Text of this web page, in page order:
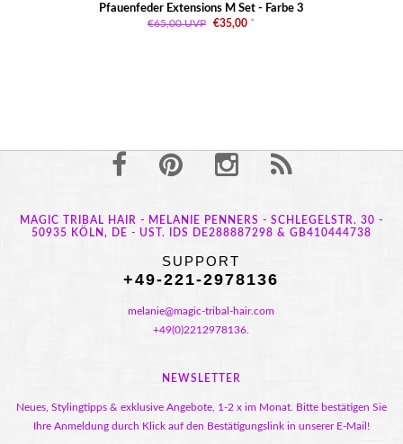
Pfauenfeder Extensions M Set - Farbe 3
€65,00UVP €35,00 *
MAGIC TRIBAL HAIR - MELANIE PENNERS - SCHLEGELSTR. 30 -
50935 KÖLN, DE - UST. IDS DE288887298 & GB410444738
SUPPORT
+49-221-2978136
melanie@magic-tribal-hair.com
+49(0)2212978136.
NEWSLETTER
Neues, Stylingtipps & exklusive Angebote, 1-2 x im Monat. Bitte bestätigen Sie
Ihre Anmeldung durch Klick auf den Bestätigungslink in unserer E-Mail!